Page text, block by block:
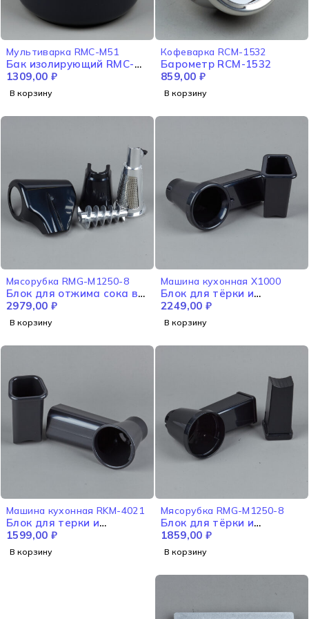
Мультиварка RMC-M51
Бак изолирующий RMC-
M51
1309,00 ₽
В корзину
Кофеварка RCM-1532
Барометр RCM-1532
859,00 ₽
В корзину
Мясорубка RMG-M1250-8
Блок для отжима сока в
сборе RMG-М1250-8
2979,00 ₽
В корзину
Машина кухонная X1000
Блок для тёрки и
шинковки X1000
2249,00 ₽
В корзину
Машина кухонная RKM-4021
Блок для терки и
шинковки с толкателем
RKM-4021
1599,00 ₽
В корзину
Мясорубка RMG-M1250-8
Блок для тёрки и
шинковки с толкателем в
сборе RMG-М1250-8
1859,00 ₽
В корзину